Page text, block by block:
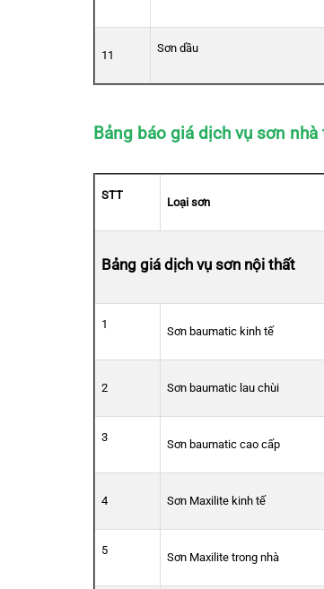
11
Sơn dầu
Bảng báo giá dịch vụ sơn
STT
Loại sơn
Bảng giá dịch vụ sơn nội thất
1
Sơn baumatic kinh tế
2 Sơn baumatic lau chùi
3
Sơn baumatic cao cấp
4 Sơn Maxilite kinh tế
5
Sơn Maxilite trong nhà